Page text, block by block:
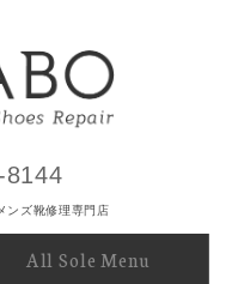
8144
ンズ靴修理専門店
All Sole Menu